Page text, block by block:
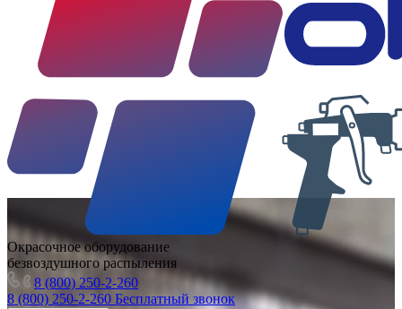
Окрасочное оборудование
безвоздушного распыления
8 (800) 250-2-260
8 (800) 250-2-260 Бесплатный звонок